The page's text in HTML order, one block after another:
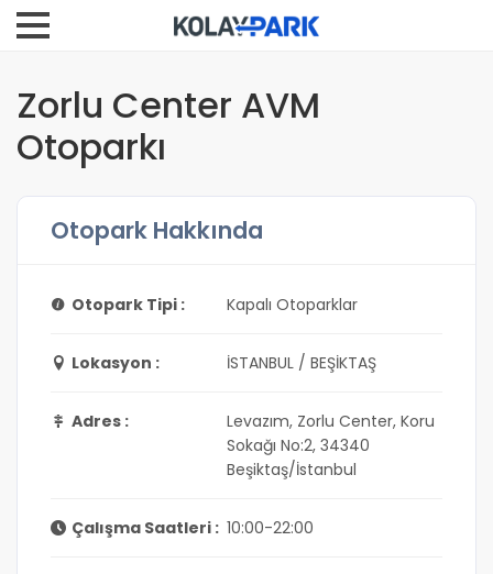
Zorlu Center AVM
Otoparkı
Otopark Hakkında
Otopark Tipi : Kapalı Otoparklar
Lokasyon : İSTANBUL / BEŞİKTAŞ
Adres :
Levazım, Zorlu Center, Koru
Sokağı No:2, 34340
Beşiktaş/İstanbul
Çalışma Saatleri : 10:00-22:00